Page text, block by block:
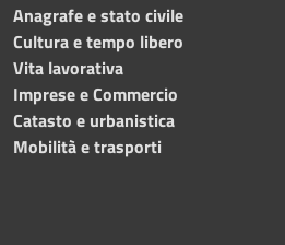
Anagrafe e stato civile
Cultura e tempo libero
Vita lavorativa
Imprese e Commercio
Catasto e urbanistica
Mobilità e trasporti